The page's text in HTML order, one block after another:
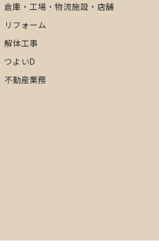
倉庫・工場・物流施設・店舗
リフォーム
解体工事
つよいD
不動産業務